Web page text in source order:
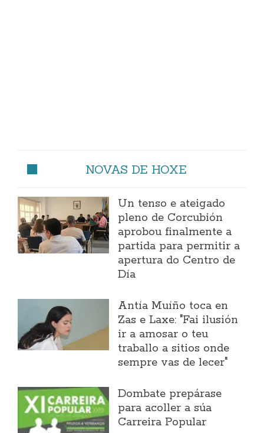
NOVAS DE HOXE
Un tenso e ateigado
pleno de Corcubión
aprobou finalmente a
partida para permitir a
apertura do Centro de
Día
Antía Muíño toca en
Zas e Laxe: "Fai ilusión
ir a amosar o teu
traballo a sitios onde
sempre vas de lecer"
Dombate prepárase
para acoller a súa
Carreira Popular